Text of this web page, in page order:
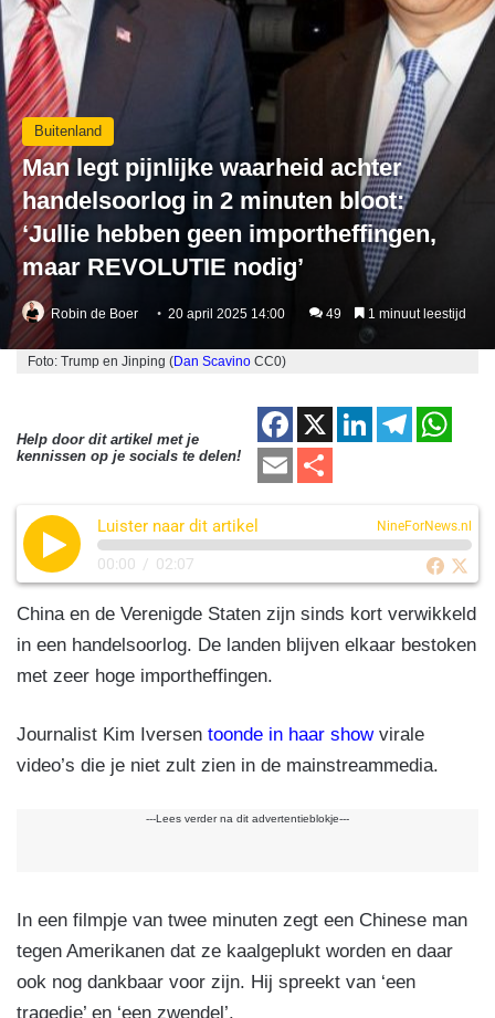
Buitenland
Man legt pijnlijke waarheid achter
handelsoorlog in 2 minuten bloot:
‘Jullie hebben geen importheffingen,
maar REVOLUTIE nodig’
Robin de Boer 20 april 2025 14:00 49 1 minuut leestijd
Foto: Trump en Jinping (Dan Scavino CC0)
Help door dit artikel met je
kennissen op je socials te delen!
F
a
c
e
o
o
X
Li
e
n
T
gr
a
m
s
A
p
p
E
aile
Luister naar dit artikel NineForNews.nl
00:00 / 02:07
China en de Verenigde Staten zijn sinds kort verwikkeld
in een handelsoorlog. De landen blijven elkaar bestoken
met zeer hoge importheffingen.
Journalist Kim Iversen toonde in haar showvirale
video’s die je niet zult zien in de mainstreammedia.
---Lees verder na dit advertentieblokje---
In een filmpje van twee minuten zegt een Chinese man
tegen Amerikanen dat ze kaalgeplukt worden en daar
ook nog dankbaar voor zijn. Hij spreekt van ‘een
tragedie’ en ‘een zwendel’.